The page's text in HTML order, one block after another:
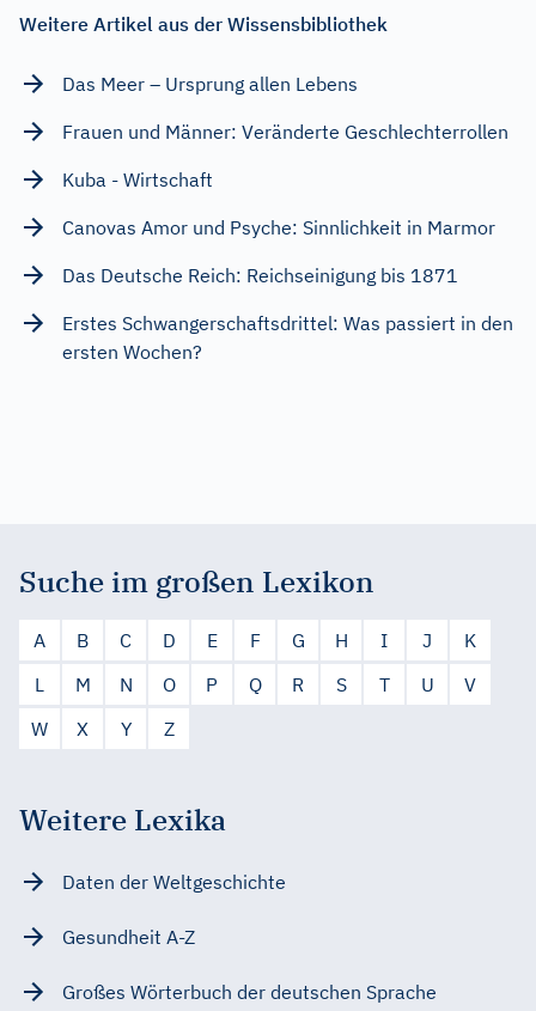
Weitere Artikel aus der Wissensbibliothek
Das Meer – Ursprung allen Lebens
Frauen und Männer: Veränderte Geschlechterrollen
Kuba - Wirtschaft
Canovas Amor und Psyche: Sinnlichkeit in Marmor
Das Deutsche Reich: Reichseinigung bis 1871
Erstes Schwangerschaftsdrittel: Was passiert in den
ersten Wochen?
Suche im großen Lexikon
A B C D E F G H I J
K
L
M N O P Q R S T U
V
W
X Y Z
Weitere Lexika
Daten der Weltgeschichte
Gesundheit A-Z
Großes Wörterbuch der deutschen Sprache